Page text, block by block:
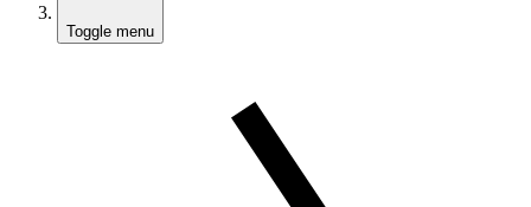
Toggle menu